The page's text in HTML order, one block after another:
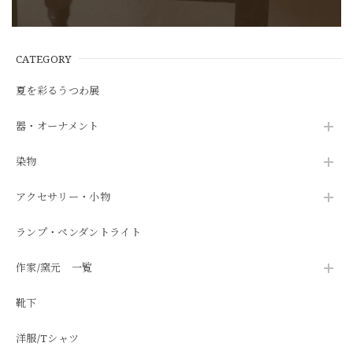
CATEGORY
夏を彩るうつわ展
器・オーナメント
染物
アクセサリー・小物
ランプ・ペンダントライト
作家/窯元 一覧
靴下
洋服/Tシャツ